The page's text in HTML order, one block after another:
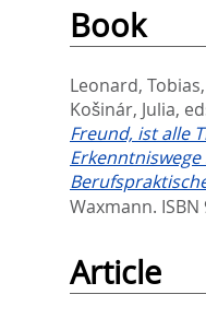
Book
Leonard, Tobias,
Košinár, Julia,
Freund, ist alle
Waxmann. ISBN
Article